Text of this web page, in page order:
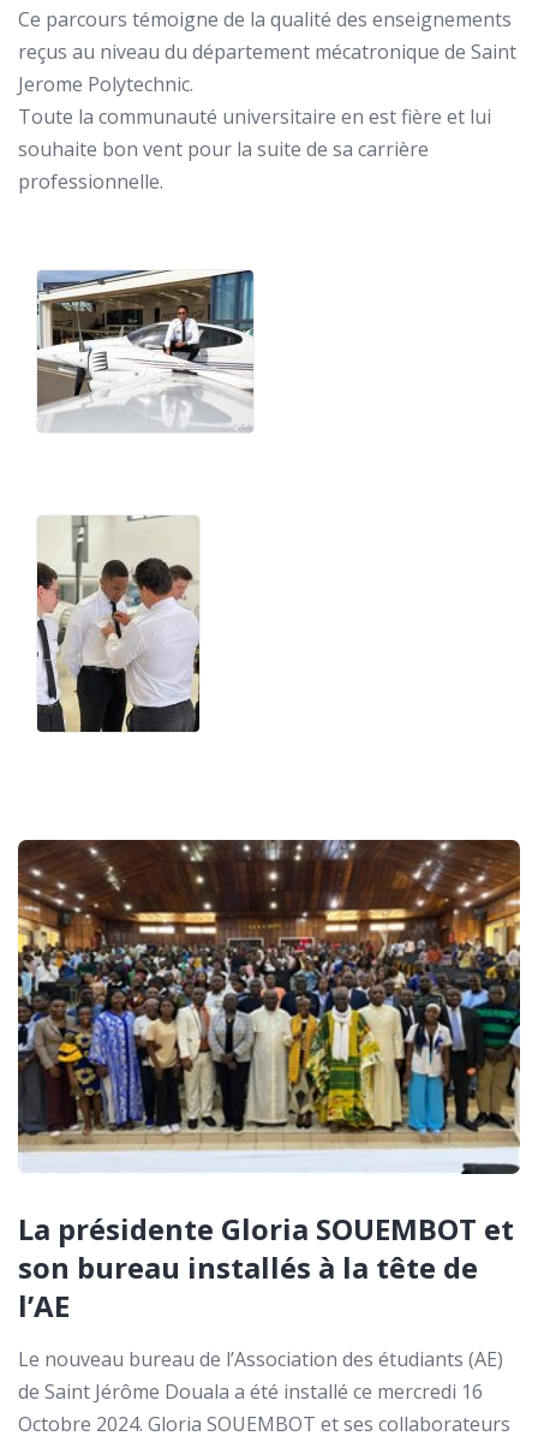
Ce parcours témoigne de la qualité des enseignements
reçus au niveau du département mécatronique de Saint
Jerome Polytechnic.
Toute la communauté universitaire en est fière et lui
souhaite bon vent pour la suite de sa carrière
professionnelle.
La présidente Gloria SOUEMBOT et
son bureau installés à la tête de
l’AE
Le nouveau bureau de l’Association des étudiants (AE)
de Saint Jérôme Douala a été installé ce mercredi 16
Octobre 2024. Gloria SOUEMBOT et ses collaborateurs